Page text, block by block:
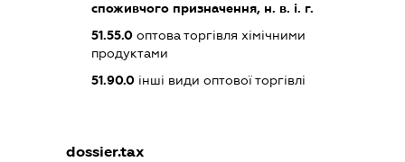
споживчого призначення, н. в. і. г.
51.55.0 оптова торгівля хімічними
продуктами
51.90.0 інші види оптової торгівлі
dossier.tax